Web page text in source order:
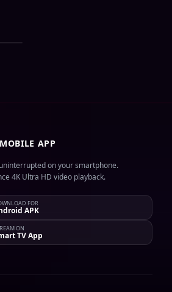
APP
on your smartphone.
4K Ultra HD video playback.
FOR
APK
ON
TV App